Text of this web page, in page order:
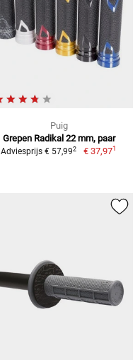
Puig
Grepen Radikal 22 mm, paar
Adviesprijs € 57,992 € 37,971